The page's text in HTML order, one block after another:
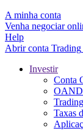
A minha conta
Venha negociar
Help
Abrir conta Trading
Investir
Conta
Taxas